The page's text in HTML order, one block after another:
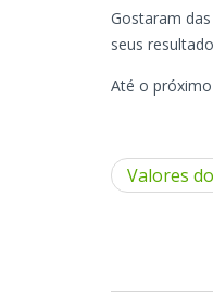
Gostaram
seus
Até o
Valores